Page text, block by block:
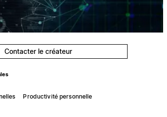
Contacter le créateur
Productivité personnelle